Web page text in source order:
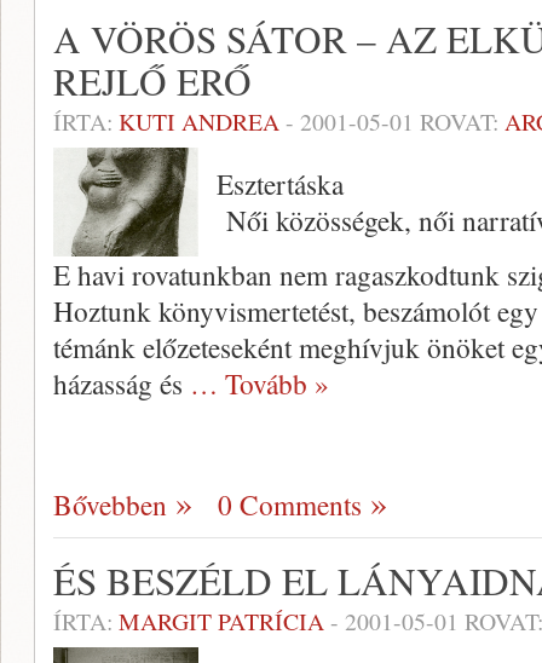
A VÖRÖS SÁTOR – AZ
REJLŐ ERŐ
ÍRTA: KUTI ANDREA- 2001-05-01 ROVAT:
Esztertáska
Női közösségek, női
E havi rovatunkban nem ragaszkodtunk
Hoztunk könyvismertetést, beszámolót
témánk előzeteseként meghívjuk önöket
házasság és … Tovább »
Bővebben 0 Comments
ÉS BESZÉLD EL
ÍRTA: MARGIT PATRÍCIA- 2001-05-01